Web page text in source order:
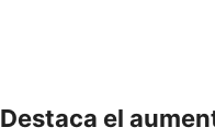
Destaca el